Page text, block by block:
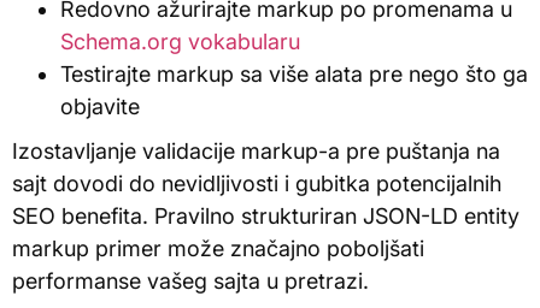
Redovno ažurirajte markup po promenama u
Schema.org vokabularu
Testirajte markup sa više alata pre nego što ga
objavite
Izostavljanje validacije markup-a pre puštanja na
sajt dovodi do nevidljivosti i gubitka potencijalnih
SEO benefita. Pravilno strukturiran JSON-LD entity
markup primer može značajno poboljšati
performanse vašeg sajta u pretrazi.